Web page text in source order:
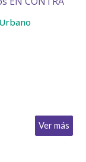
Ver más